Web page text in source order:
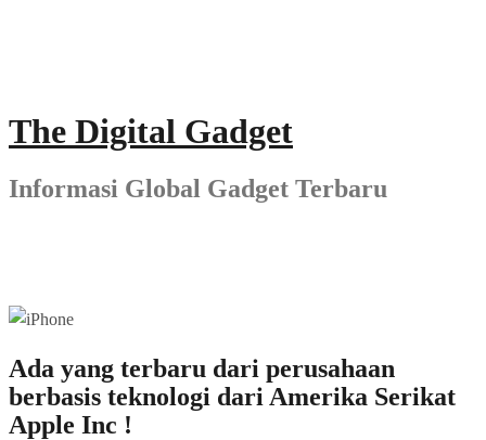
The Digital Gadget
Informasi Global Gadget Terbaru
Ada yang terbaru dari perusahaan
berbasis teknologi dari Amerika Serikat
Apple Inc !